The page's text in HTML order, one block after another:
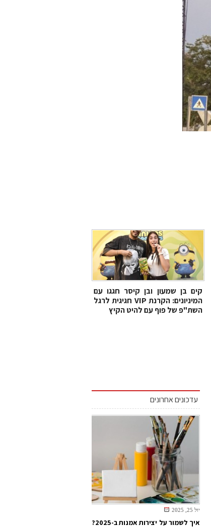
קים בן שמעון ובן קיסר חגגו עם
המיניונים: הקרנת VIP חגיגית לרגל
השת"פ של פוף עם להיט הקיץ
עדכונים אחרונים
יול 25, 2025
איך לשמור על יצירות אמנות ב-2025?